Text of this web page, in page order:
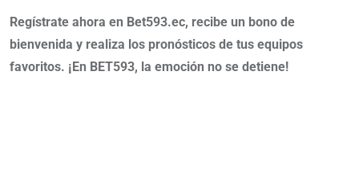
Regístrate ahora en Bet593.ec, recibe un bono de
bienvenida y realiza los pronósticos de tus equipos
favoritos. ¡En BET593, la emoción no se detiene!